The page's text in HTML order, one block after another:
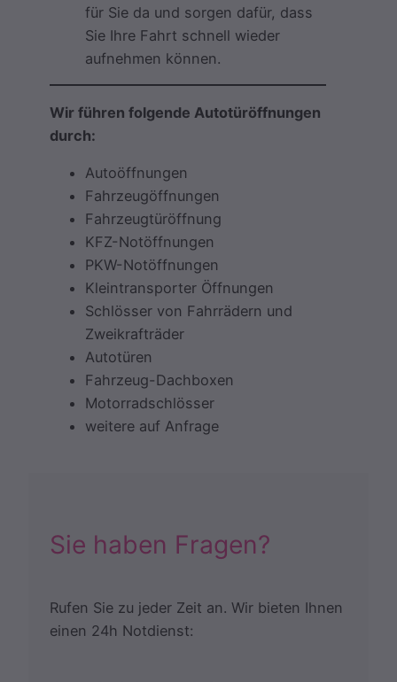
für Sie da und sorgen dafür, dass
Sie Ihre Fahrt schnell wieder
aufnehmen können.
Wir führen folgende Autotüröffnungen
durch:
Autoöffnungen
Fahrzeugöffnungen
Fahrzeugtüröffnung
KFZ-Notöffnungen
PKW-Notöffnungen
Kleintransporter Öffnungen
Schlösser von Fahrrädern und
Zweikrafträder
Autotüren
Fahrzeug-Dachboxen
Motorradschlösser
weitere auf Anfrage
Sie haben Fragen?
Rufen Sie zu jeder Zeit an. Wir bieten Ihnen
einen 24h Notdienst: